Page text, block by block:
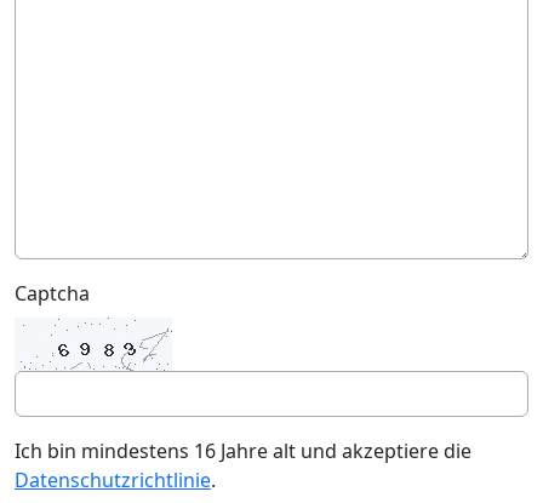
Captcha
Ich bin mindestens 16 Jahre alt und akzeptiere die
Datenschutzrichtlinie.